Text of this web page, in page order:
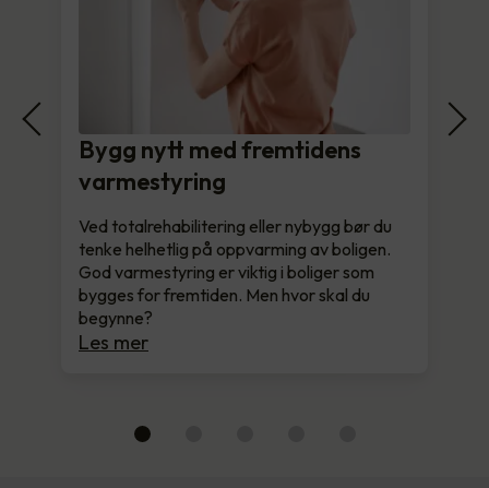
Bygg nytt med fremtidens
varmestyring
Ved totalrehabilitering eller nybygg bør du
tenke helhetlig på oppvarming av boligen.
God varmestyring er viktig i boliger som
bygges for fremtiden. Men hvor skal du
begynne?
Les mer